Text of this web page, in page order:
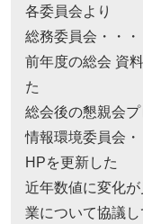
各委員会より
総務委員会・・・
前年度の総会 資
た
総会後の懇親会
情報環境委員会・
HPを更新した
近年数値に変化
業について協議し